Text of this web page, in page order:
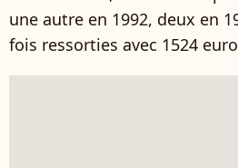
une autre en 1992, deux en
fois ressorties avec 1524